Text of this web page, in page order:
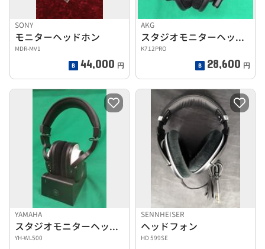
SONY
モニターヘッドホン
MDR-MV1
44,000 円
AKG
スタジオモニターヘッドホン
K712PRO
28,600 円
YAMAHA
スタジオモニターヘッドホン
YH-WL500
SENNHEISER
ヘッドフォン
HD 599SE